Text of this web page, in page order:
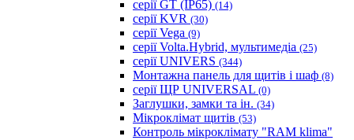
серії GT (IP65) (14)
серії KVR (30)
серії Vega (9)
серії Volta.Hybrid, мультимедіа (25)
серії UNIVERS (344)
Монтажна панель для щитів і шаф (8)
серії ЩР UNIVERSAL (0)
Заглушки, замки та ін. (34)
Мікроклімат щитів (53)
Контроль мікроклімату "RAM klima"